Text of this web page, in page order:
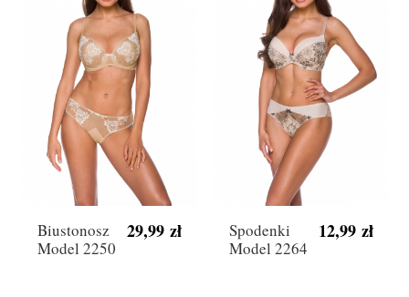
Biustonosz
Model 2250
29,99 zł
Spodenki
Model 2264
12,99 zł